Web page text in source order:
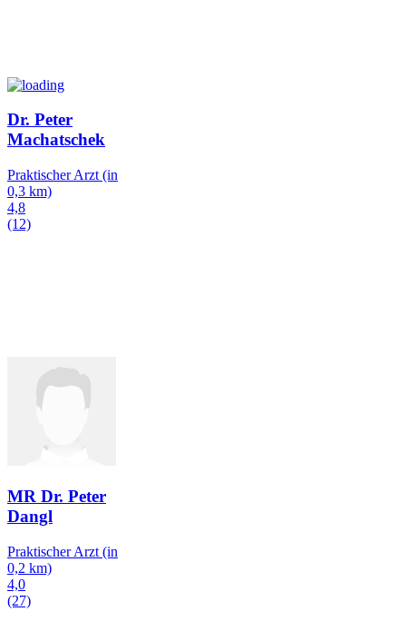
Dr. Peter
Machatschek
Praktischer Arzt (in
0,3 km)
4,8
(12)
MR Dr. Peter
Dangl
Praktischer Arzt (in
0,2 km)
4,0
(27)